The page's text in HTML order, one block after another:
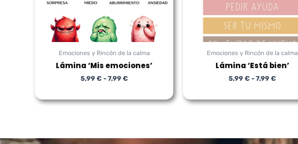
Emociones y Rincón de la calma
Lámina ‘Mis emociones’
5,99€ - 7,99€
Emociones y Rincón de la calma
Lámina ‘Está bien’
5,99€ - 7,99€